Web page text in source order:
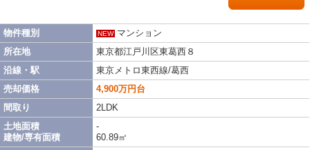
物件種別
所在地
沿線・駅
売却価格
間取り
土地面積
建物/専有面積
NEW マンション
東京都江戸川区東葛西８
東京メトロ東西線/葛西
4,900万円台
2LDK
-
60.89㎡